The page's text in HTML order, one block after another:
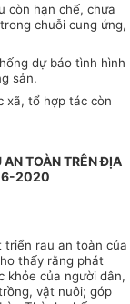
còn hạn chế, chưa
chuỗi cung ứng,
dự báo tình hình
sản.
xã, tổ hợp tác còn
AN TOÀN TRÊN ĐỊA
2020
triển rau an toàn của
thấy rằng phát
khỏe của người dân,
vật nuôi; góp